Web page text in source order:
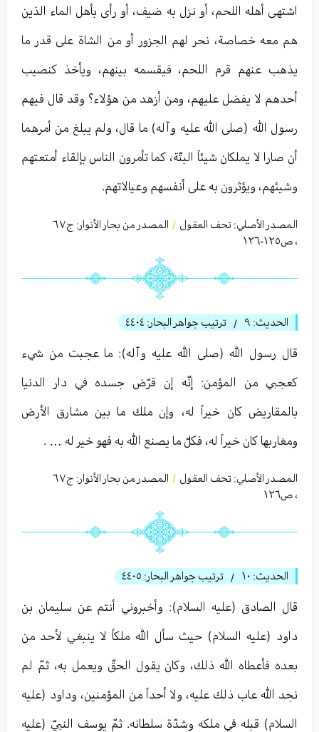
اشتهى أهله اللحم، أو نزل به ضيف، أو رأى بأهل الماء الذين
هم معه خصاصة، نحر لهم الجزور أو من الشاة على قدر ما
يذهب عنهم قرم اللحم، فيقسمه بينهم، ويأخذ كنصيب
أحدهم لا يفضل عليهم، ومن أزهد من هؤلاء؟ وقد قال فيهم
رسول الله (صلى الله عليه وآله) ما قال، ولم يبلغ من أمرهما
أن صارا لا يملكان شيئاً البتّة، كما تأمرون الناس بإلقاء أمتعتهم
وشيئهم، ويؤثرون به على أنفسهم وعيالاتهم.
المصدر الأصلي: تحف العقول / المصدر من بحار الأنوار: ج٦٧
، ص١٢٥-١٢٦
الحديث: ٩ / ترتيب جواهر البحار: ٤٤٠٤
قال رسول الله (صلى الله عليه وآله): ما عجبت من شيء
كعجبي من المؤمن: إنّه إن قرّض جسده في دار الدنيا
بالمقاريض كان خيراً له، وإن ملك ما بين مشارق الأرض
ومغاربها كان خيراً له، فكلّ ما يصنع الله به فهو خير له … .
المصدر الأصلي: تحف العقول / المصدر من بحار الأنوار: ج٦٧
، ص١٢٦
الحديث: ١۰ / ترتيب جواهر البحار: ٤٤٠٥
قال الصادق (عليه السلام): وأخبروني أنتم عن سليمان بن
داود (عليه السلام) حيث سأل الله ملكاً لا ينبغي لأحد من
بعده فأعطاه الله ذلك، وكان يقول الحقّ ويعمل به، ثمّ لم
نجد الله عاب ذلك عليه، ولا أحداً من المؤمنين، وداود (عليه
السلام) قبله في ملكه وشدّة سلطانه. ثمّ يوسف النبيّ (عليه